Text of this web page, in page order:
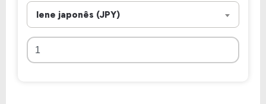
Iene japonês (JPY)